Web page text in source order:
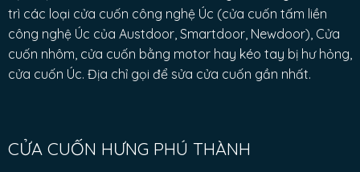
trì các loại cửa cuốn công nghệ Úc (cửa cuốn tấm liền
công nghệ Úc của Austdoor, Smartdoor, Newdoor), Cửa
cuốn nhôm, cửa cuốn bằng motor hay kéo tay bị hư hỏng,
cửa cuốn Úc. Địa chỉ gọi để sửa cửa cuốn gần nhất.
CỬA CUỐN HƯNG PHÚ THÀNH